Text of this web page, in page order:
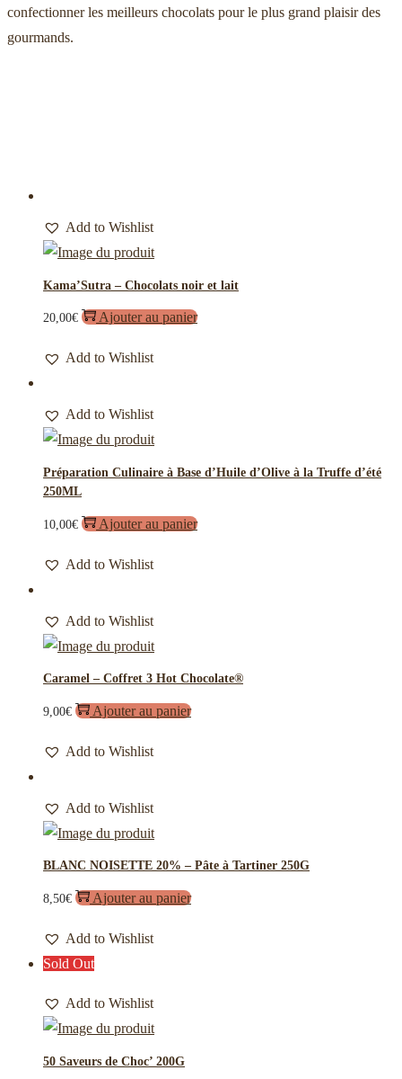
confectionner les meilleurs chocolats pour le plus grand plaisir des
gourmands.
Add to Wishlist
Kama’Sutra – Chocolats noir et lait
20,00€ Ajouter au panier
Add to Wishlist
Add to Wishlist
Préparation Culinaire à Base d’Huile d’Olive à la Truffe d’été
250ML
10,00€ Ajouter au panier
Add to Wishlist
Add to Wishlist
Caramel – Coffret 3 Hot Chocolate®
9,00€ Ajouter au panier
Add to Wishlist
Add to Wishlist
BLANC NOISETTE 20% – Pâte à Tartiner 250G
8,50€ Ajouter au panier
Add to Wishlist
Sold Out
Add to Wishlist
50 Saveurs de Choc’ 200G